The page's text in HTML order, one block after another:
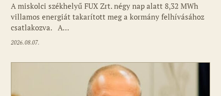
A miskolci székhelyű FUX Zrt. négy nap alatt 8,32 MWh
villamos energiát takarított meg a kormány felhívásához
csatlakozva. A…
2026.08.07.